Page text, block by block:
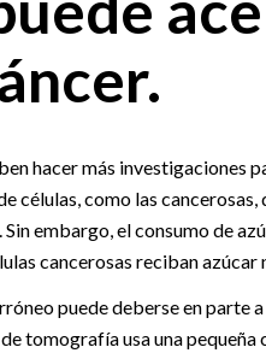
hacer más investigaciones
células, como las
embargo, el consumo de
cancerosas reciban
puede deberse en parte
tomografía usa una